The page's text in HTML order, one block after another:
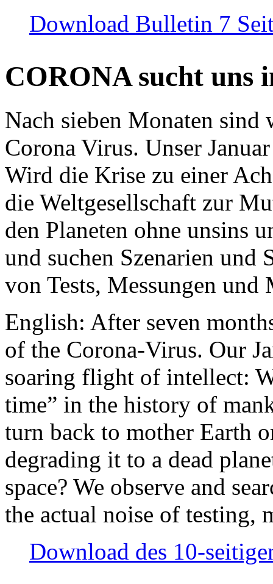
Download Bulletin 7
CORONA sucht uns
Nach sieben Monaten
Corona Virus. Unser
Wird die Krise zu einer
die Weltgesellschaft zur
den Planeten ohne unsins
und suchen Szenarien und
von Tests, Messungen und
English: After seven
of the Corona-Virus. Our
soaring flight of intellect:
time” in the history of
turn back to mother Earth
degrading it to a dead
space? We observe and
the actual noise of testing,
Download des 10-